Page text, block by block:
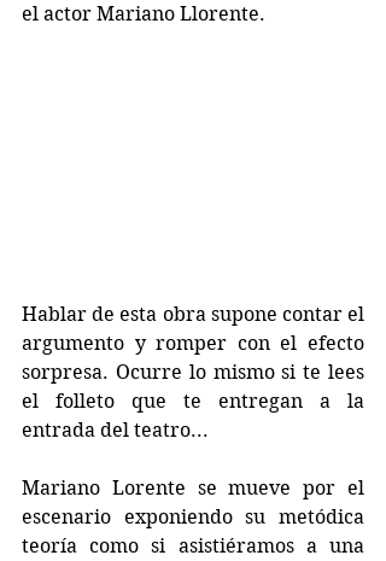
el actor Mariano Llorente.
Hablar de esta obra supone contar el
argumento y romper con el efecto
sorpresa. Ocurre lo mismo si te lees
el folleto que te entregan a la
entrada del teatro...
Mariano Lorente se mueve por el
escenario exponiendo su metódica
teoría como si asistiéramos a una